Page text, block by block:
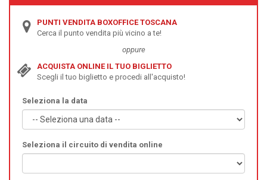
PUNTI VENDITA BOXOFFICE TOSCANA
Cerca il punto vendita più vicino a te!
oppure
ACQUISTA ONLINE IL TUO BIGLIETTO
Scegli il tuo biglietto e procedi all'acquisto!
Seleziona la data
Seleziona il circuito di vendita online